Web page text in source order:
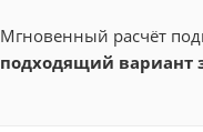
Мгновенный расчёт
подходящий вариант